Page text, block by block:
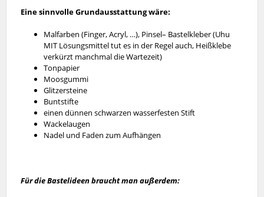
Eine sinnvolle Grundausstattung wäre:
Malfarben (Finger, Acryl, …), Pinsel– Bastelkleber (Uhu
MIT Lösungsmittel tut es in der Regel auch, Heißklebe
verkürzt manchmal die Wartezeit)
Tonpapier
Moosgummi
Glitzersteine
Buntstifte
einen dünnen schwarzen wasserfesten Stift
Wackelaugen
Nadel und Faden zum Aufhängen
Für die Bastelideen braucht man außerdem: